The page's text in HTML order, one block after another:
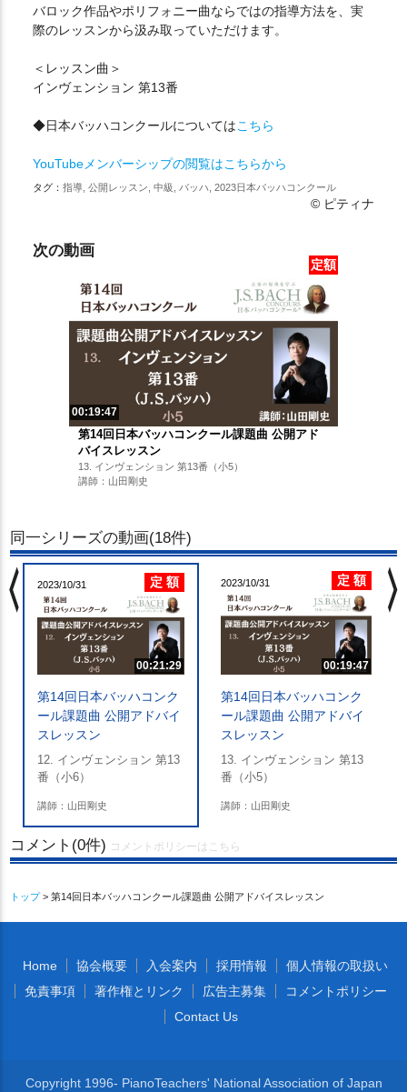
バロック作品やポリフォニー曲ならではの指導方法を、実
際のレッスンから汲み取っていただけます。
＜レッスン曲＞
インヴェンション 第13番
◆日本バッハコンクールについてはこちら
YouTubeメンバーシップの閲覧はこちらから
タグ： 指導, 公開レッスン, 中級, バッハ, 2023日本バッハコンクール
© ピティナ
次の動画
定額
00:19:47
第14回日本バッハコンクール課題曲 公開アド
バイスレッスン
13. インヴェンション 第13番（小5）
講師：山田剛史
同一シリーズの動画(18件)
2023/10/31 定 額
00:21:29
第14回日本バッハコンク
ール課題曲 公開アドバイ
スレッスン
12. インヴェンション 第13
番（小6）
講師：山田剛史
2023/10/31 定 額
00:19:47
第14回日本バッハコンク
ール課題曲 公開アドバイ
スレッスン
13. インヴェンション 第13
番（小5）
講師：山田剛史
chevron_left chevron_right
コメント(0件) コメントポリシーはこちら
トップ> 第14回日本バッハコンクール課題曲 公開アドバイスレッスン
Home 協会概要 入会案内 採用情報
個人情報の取扱い
免責事項
著作権とリンク 広告主募集
コメントポリシー
Contact Us
Copyright 1996- PianoTeachers' National Association of Japan